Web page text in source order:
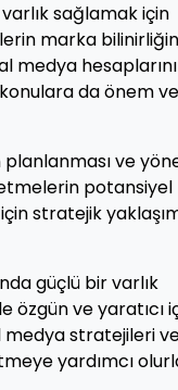
sağlamak için
marka
medya hesaplarını
da önem
planlanması ve
potansiyel
stratejik
güçlü bir varlık
özgün ve yaratıcı
medya stratejileri
yardımcı